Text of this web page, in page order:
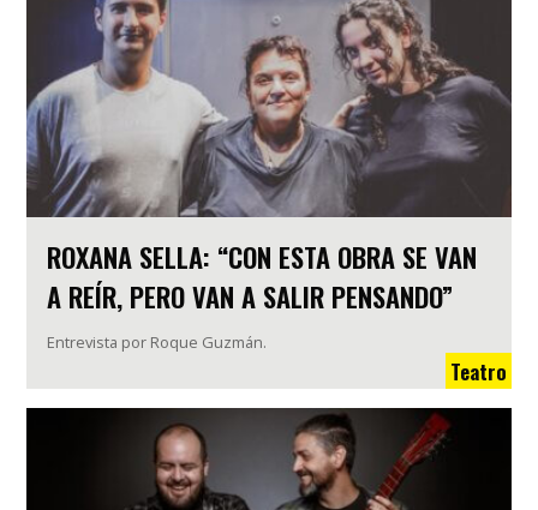
ROXANA SELLA: “CON ESTA OBRA SE VAN
A REÍR, PERO VAN A SALIR PENSANDO”
Entrevista por Roque Guzmán.
Teatro